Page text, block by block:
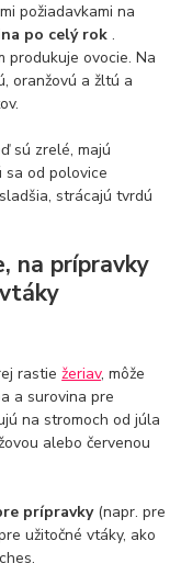
požiadavkami na
po celý rok.
produkuje ovocie. Na
oranžovú a žltú a
sú zrelé, majú
sa od polovice
strácajú tvrdú
na prípravky
rastiežeriav, môže
a surovina pre
na stromoch od júla
alebo červenou
prípravky (napr. pre
užitočné vtáky, ako